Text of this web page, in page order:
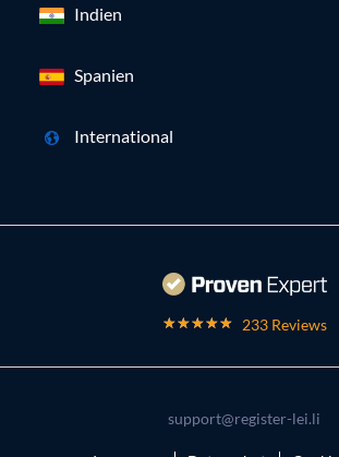
Indien
Spanien
International
233 Reviews
support@register-lei.li